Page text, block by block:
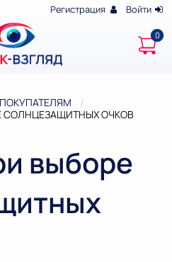
Регистрация Войти
СОЛНЦЕЗАЩИТНЫХ ОЧКОВ
выборе